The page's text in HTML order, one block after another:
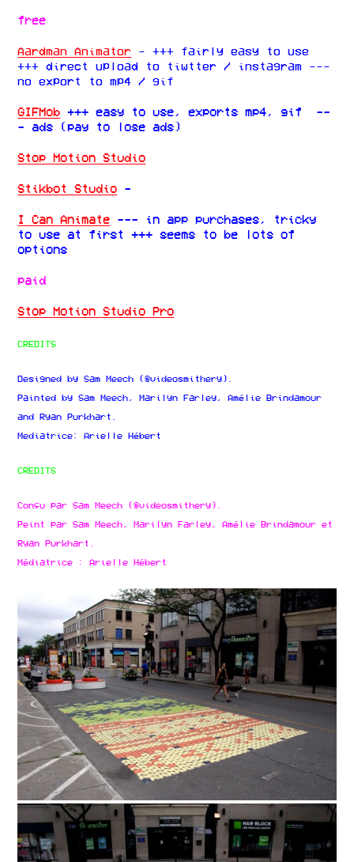
free
Aardman Animator
- +++ fairly easy to use
+++ direct upload to tiwtter / instagram ---
no export to mp4 / gif
GIFMob +++ easy to use, exports mp4, gif --
- ads (pay to lose ads)
Stop Motion Studio
Stikbot Studio -
I Can Animate --- in app purchases, tricky
to use at first +++ seems to be lots of
options
paid
Stop Motion Studio Pro
CREDITS
Designed by Sam Meech (@videosmithery).
Painted by Sam Meech, Marilyn Farley, Amélie Brindamour
and Ryan Purkhart.
Mediatrice: Arielle Hébert
CREDITS
Conçu par Sam Meech (@videosmithery).
Peint par Sam Meech, Marilyn Farley, Amélie Brindamour et
Ryan Purkhart.
Médiatrice : Arielle Hébert